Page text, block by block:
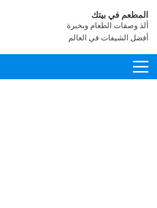
إلى
المحتوى
المطعم في بيتك
ألذ وصفات الطعام وبخبرة
أفضل الشيفات في العالم